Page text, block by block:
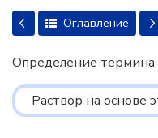
Оглавление
Определение термина
Раствор на основе